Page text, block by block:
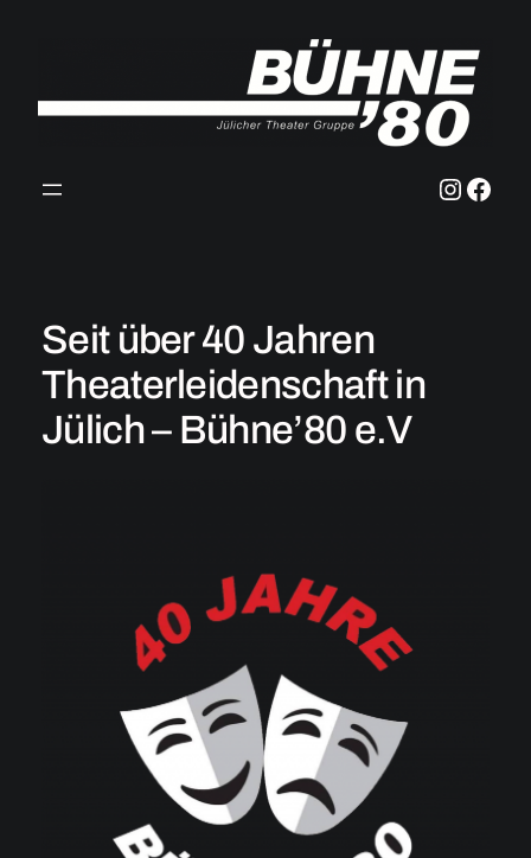
Seit über 40 Jahren
Theaterleidenschaft in
Jülich – Bühne’80 e.V